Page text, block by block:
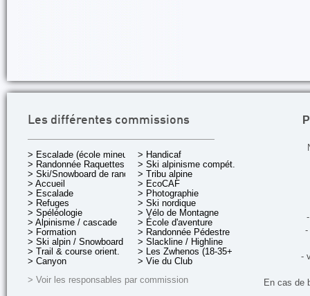
Les différentes commissions
> Escalade (école mineurs)
> Randonnée Raquettes
> Ski/Snowboard de rando.
> Accueil
> Escalade
> Refuges
> Spéléologie
> Alpinisme / cascade
> Formation
> Ski alpin / Snowboard
> Trail & course orient.
> Canyon
> Handicaf
> Ski alpinisme compét.
> Tribu alpine
> EcoCAF
> Photographie
> Ski nordique
> Vélo de Montagne
> École d'aventure
> Randonnée Pédestre
> Slackline / Highline
> Les Zwhenos (18-35+ ans)
> Vie du Club
> Voir les responsables par commission
-
-
En cas de